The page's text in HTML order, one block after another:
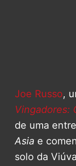
Joe Russo,
Vingadores:
de uma
Asia e
solo da